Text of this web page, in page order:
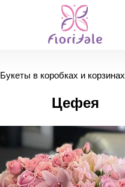
Букеты в коробках и корзинах
Цефея